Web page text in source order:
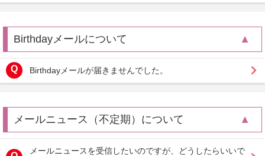
Birthdayメールについて
Birthdayメールが届きませんでした。
メールニュース（不定期）について
メールニュースを受信したいのですが、どうしたらいいで